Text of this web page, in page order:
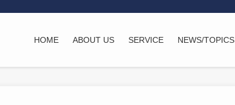
HOME ABOUT US SERVICE NEWS/TOPICS